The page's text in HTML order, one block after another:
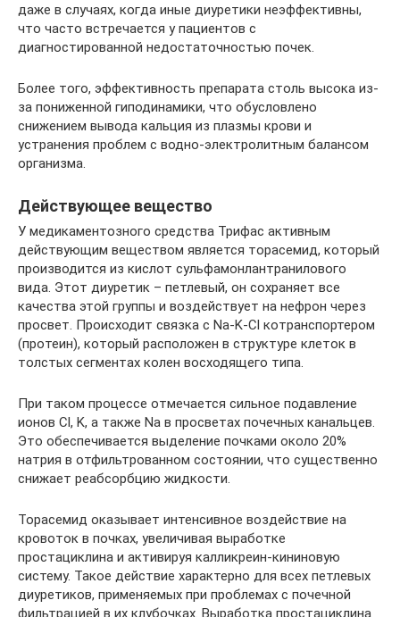
даже в случаях, когда иные диуретики неэффективны,
что часто встречается у пациентов с
диагностированной недостаточностью почек.
Более того, эффективность препарата столь высока из-
за пониженной гиподинамики, что обусловлено
снижением вывода кальция из плазмы крови и
устранения проблем с водно-электролитным балансом
организма.
Действующее вещество
У медикаментозного средства Трифас активным
действующим веществом является торасемид, который
производится из кислот сульфамонлантранилового
вида. Этот диуретик – петлевый, он сохраняет все
качества этой группы и воздействует на нефрон через
просвет. Происходит связка с Na-K-Cl котранспортером
(протеин), который расположен в структуре клеток в
толстых сегментах колен восходящего типа.
При таком процессе отмечается сильное подавление
ионов Cl, K, а также Na в просветах почечных канальцев.
Это обеспечивается выделение почками около 20%
натрия в отфильтрованном состоянии, что существенно
снижает реабсорбцию жидкости.
Торасемид оказывает интенсивное воздействие на
кровоток в почках, увеличивая выработке
простациклина и активируя калликреин-кининовую
систему. Такое действие характерно для всех петлевых
диуретиков, применяемых при проблемах с почечной
фильтрацией в их клубочках. Выработка простациклина